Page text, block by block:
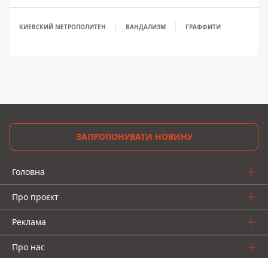
КИЕВСКИЙ МЕТРОПОЛИТЕН ВАНДАЛИЗМ ГРАФФИТИ
ЗАПРОПОНУВАТИ НОВИНУ
Головна
Про проєкт
Реклама
Про нас